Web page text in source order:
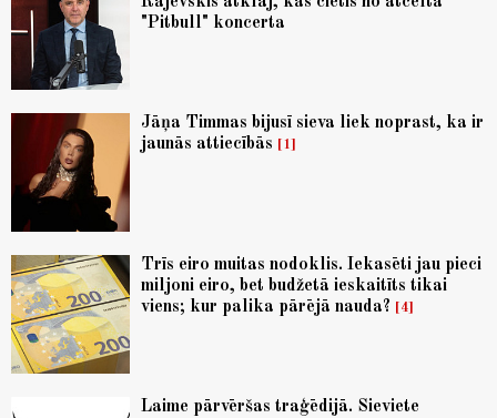
"Pitbull" koncerta
Jāņa Timmas bijusī sieva liek noprast, ka ir
jaunās attiecībās
1
Trīs eiro muitas nodoklis. Iekasēti jau pieci
miljoni eiro, bet budžetā ieskaitīts tikai
viens; kur palika pārējā nauda?
4
Laime pārvēršas traģēdijā. Sieviete